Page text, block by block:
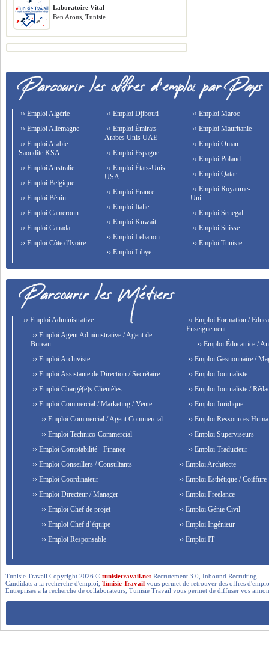
Laboratoire Vital
Ben Arous, Tunisie
›› Emploi Algérie
›› Emploi Allemagne
›› Emploi Arabie
Saoudite KSA
›› Emploi Australie
›› Emploi Belgique
›› Emploi Bénin
›› Emploi Cameroun
›› Emploi Canada
›› Emploi Côte d'Ivoire
›› Emploi Djibouti
›› Emploi Émirats
Arabes Unis UAE
›› Emploi Espagne
›› Emploi États-Unis
USA
›› Emploi France
›› Emploi Italie
›› Emploi Kuwait
›› Emploi Lebanon
›› Emploi Libye
›› Emploi Maroc
›› Emploi Mauritanie
›› Emploi Oman
›› Emploi Poland
›› Emploi Qatar
›› Emploi Royaume-
Uni
›› Emploi Senegal
›› Emploi Suisse
›› Emploi Tunisie
›› Emploi Administrative
›› Emploi Agent Administrative / Agent de
Bureau
›› Emploi Archiviste
›› Emploi Assistante de Direction / Secrétaire
›› Emploi Chargé(e)s Clientèles
›› Emploi Commercial / Marketing / Vente
›› Emploi Commercial / Agent Commercial
›› Emploi Technico-Commercial
›› Emploi Comptabilité - Finance
›› Emploi Conseillers / Consultants
›› Emploi Coordinateur
›› Emploi Directeur / Manager
›› Emploi Chef de projet
›› Emploi Chef d’équipe
›› Emploi Responsable
›› Emploi Formation /
Enseignement
›› Emploi Éducatrice /
›› Emploi Gestionnaire /
›› Emploi Journaliste
›› Emploi Journaliste /
›› Emploi Juridique
›› Emploi Ressources
›› Emploi Superviseurs
›› Emploi Traducteur
›› Emploi Architecte
›› Emploi Esthétique / Coiffure
›› Emploi Freelance
›› Emploi Génie Civil
›› Emploi Ingénieur
›› Emploi IT
Tunisie Travail Copyright 2026 ©tunisietravail.net Recrutement 3.0, Inbound Recruiting .-
Candidats a la recherche d'emploi,Tunisie Travail vous permet de retrouver des offres
Entreprises a la recherche de collaborateurs, Tunisie Travail vous permet de diffuser vos